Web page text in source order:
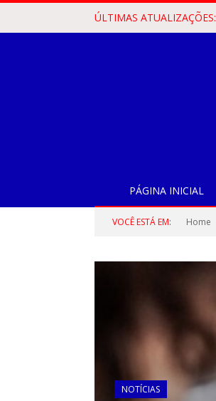
ÚLTIMAS ATUALIZAÇÕES:
PÁGINA INICIAL
VOCÊ ESTÁ EM: Home
NOTÍCIAS